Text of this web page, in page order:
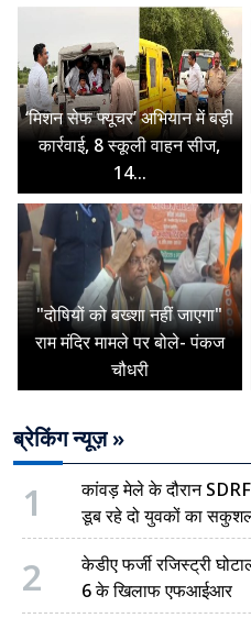
‘मिशन सेफ फ्यूचर’ अभियान में बड़ी
कार्रवाई, 8 स्कूली वाहन सीज,
14...
"दोषियों को बख्शा नहीं जाएगा"
राम मंदिर मामले पर बोले- पंकज
चौधरी
ब्रेकिंग न्यूज़ »
1
कांवड़ मेले के दौरान SDRF
डूब रहे दो युवकों का
2
केडीए फर्जी रजिस्ट्री
6 के खिलाफ एफआईआर